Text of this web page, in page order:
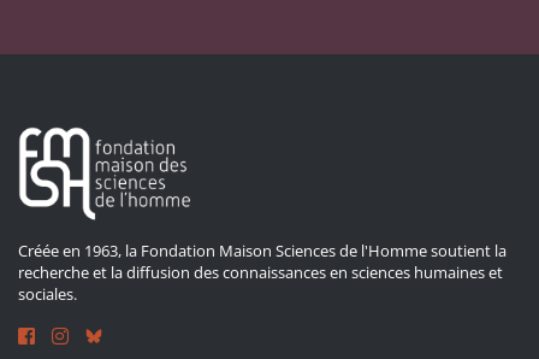
Créée en 1963, la Fondation Maison Sciences de l'Homme soutient la
recherche et la diffusion des connaissances en sciences humaines et
sociales.